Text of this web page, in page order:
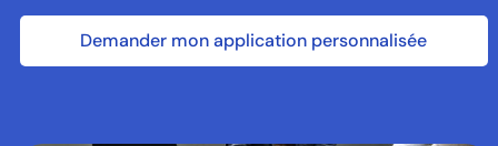
Demander mon application personnalisée